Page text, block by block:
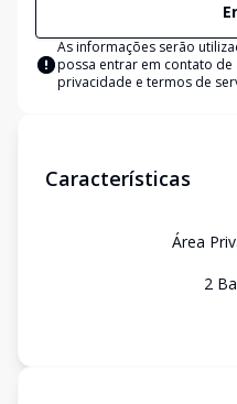
As informações serão
possa entrar em contato de
privacidade e termos de
Características
Área
2